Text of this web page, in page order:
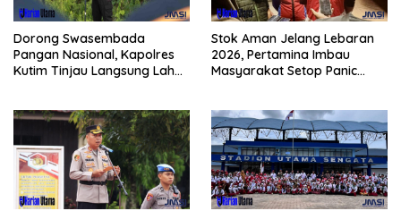
Dorong Swasembada
Pangan Nasional, Kapolres
Kutim Tinjau Langsung Lahan
Stok Aman Jelang Lebaran
2026, Pertamina Imbau
Masyarakat Setop Panic